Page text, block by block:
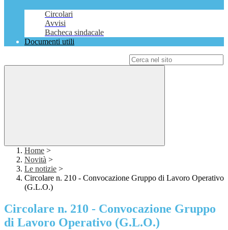
Circolari
Avvisi
Bacheca sindacale
Documenti utili
Home >
Novità >
Le notizie >
Circolare n. 210 - Convocazione Gruppo di Lavoro Operativo
(G.L.O.)
Circolare n. 210 - Convocazione Gruppo
di Lavoro Operativo (G.L.O.)